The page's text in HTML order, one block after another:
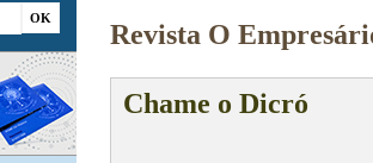
Revista O
Chame o Dicró